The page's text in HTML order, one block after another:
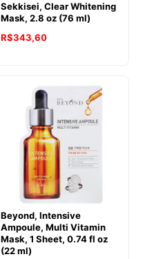
Sekkisei, Clear Whitening
Mask, 2.8 oz (76 ml)
R$343,60
Beyond, Intensive
Ampoule, Multi Vitamin
Mask, 1 Sheet, 0.74 fl oz
(22 ml)